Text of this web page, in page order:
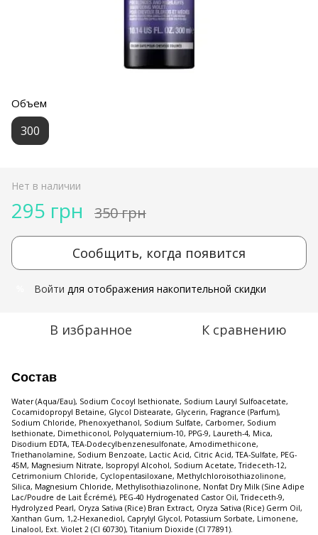
Объем
300
Нет в наличии
295 грн 350 грн
Сообщить, когда появится
Войти для отображения накопительной скидки
В избранное К сравнению
Состав
Water (Aqua/Eau), Sodium Cocoyl Isethionate, Sodium Lauryl Sulfoacetate,
Cocamidopropyl Betaine, Glycol Distearate, Glycerin, Fragrance (Parfum),
Sodium Chloride, Phenoxyethanol, Sodium Sulfate, Carbomer, Sodium
Isethionate, Dimethiconol, Polyquaternium-10, PPG-9, Laureth-4, Mica,
Disodium EDTA, TEA-Dodecylbenzenesulfonate, Amodimethicone,
Triethanolamine, Sodium Benzoate, Lactic Acid, Citric Acid, TEA-Sulfate, PEG-
45M, Magnesium Nitrate, Isopropyl Alcohol, Sodium Acetate, Trideceth-12,
Cetrimonium Chloride, Cyclopentasiloxane, Methylchloroisothiazolinone,
Silica, Magnesium Chloride, Methylisothiazolinone, Nonfat Dry Milk (Sine Adipe
Lac/Poudre de Lait Écrémé), PEG-40 Hydrogenated Castor Oil, Trideceth-9,
Hydrolyzed Pearl, Oryza Sativa (Rice) Bran Extract, Oryza Sativa (Rice) Germ Oil,
Xanthan Gum, 1,2-Hexanediol, Caprylyl Glycol, Potassium Sorbate, Limonene,
Linalool, Ext. Violet 2 (CI 60730), Titanium Dioxide (CI 77891).